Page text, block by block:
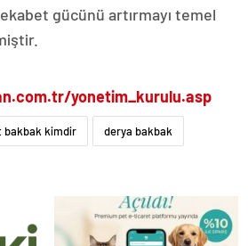
gücünü artırmayı temel
yonetim_kurulu.asp
bakbak kimdir derya bakbak